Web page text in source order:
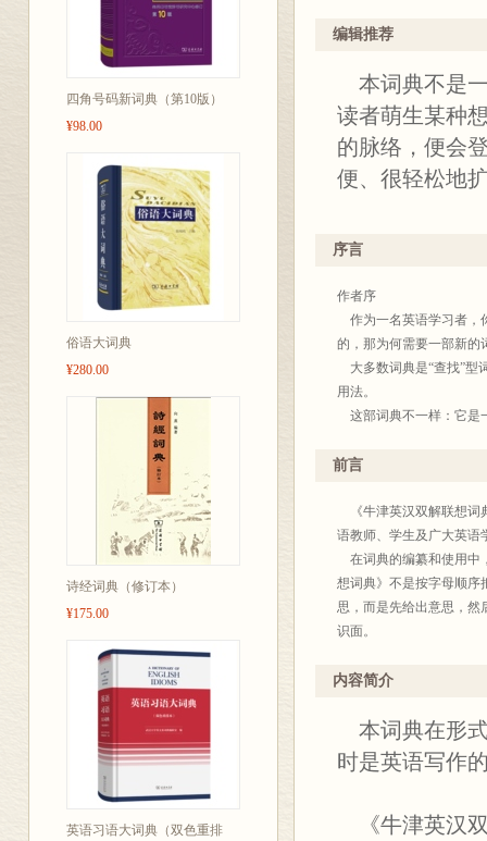
四角号码新词典（第10版）
¥98.00
俗语大词典
¥280.00
诗经词典（修订本）
¥175.00
英语习语大词典（双色重排
编辑推荐
本词典不是一
读者萌生某种
的脉络，便会
便、很轻松地
本词典有英语
序言
作者序
作为一名英语学习者，
的，那为何需要一部新的
大多数词典是“查找”型
用法。
这部词典不一样：它是
随意浏览一下本词典，
不是先给出单词然后给
这便是Wordfinder(联想)
我在肯尼亚和坦桑尼亚
所有的学生，以及曾为本
在爱丁堡，Sandra
Yngstrom是主要的供稿人
在牛津，我要感谢Moira
还有我的妻子Jocelyn
Hugh
前言
《牛津英汉双解联想词
语教师、学生及广大英语
在词典的编纂和使用中
想词典》不是按字母顺序
思，而是先给出意思，然
识面。
途，意在助于扩大词汇量
商务印书馆辞
2005年
内容简介
本词典在形
时是英语写作
《牛津英汉